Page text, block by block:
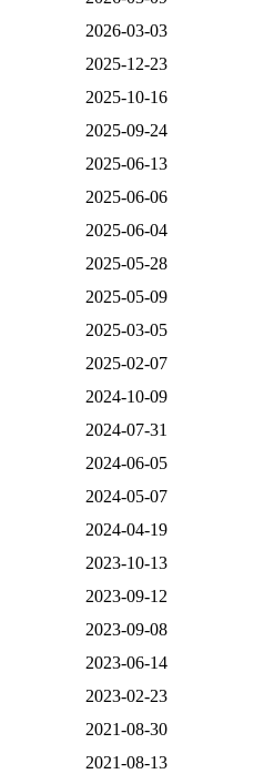
2026-03-03
2025-12-23
2025-10-16
2025-09-24
2025-06-13
2025-06-06
2025-06-04
2025-05-28
2025-05-09
2025-03-05
2025-02-07
2024-10-09
2024-07-31
2024-06-05
2024-05-07
2024-04-19
2023-10-13
2023-09-12
2023-09-08
2023-06-14
2023-02-23
2021-08-30
2021-08-13